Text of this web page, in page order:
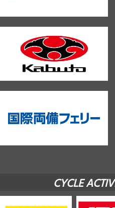
CYCLE